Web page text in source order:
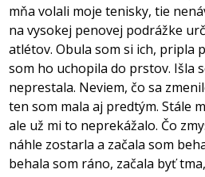
mňa volali moje tenisky, tie
na vysokej penovej podrážke
atlétov. Obula som si ich, pripla
som ho uchopila do prstov. Išla
neprestala. Neviem, čo sa
ten som mala aj predtým. Stále
ale už mi to neprekážalo. Čo
náhle zostarla a začala som
behala som ráno, začala byť